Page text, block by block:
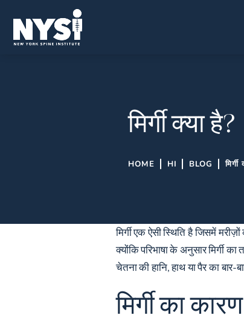
मिर्गी क्या है?
HOME HI BLOG
मिर्गी एक ऐसी स्थिति है जिसमें
क्योंकि परिभाषा के अनुसार मिर्गी
चेतना की हानि, हाथ या पैर का बार-
मिर्गी का